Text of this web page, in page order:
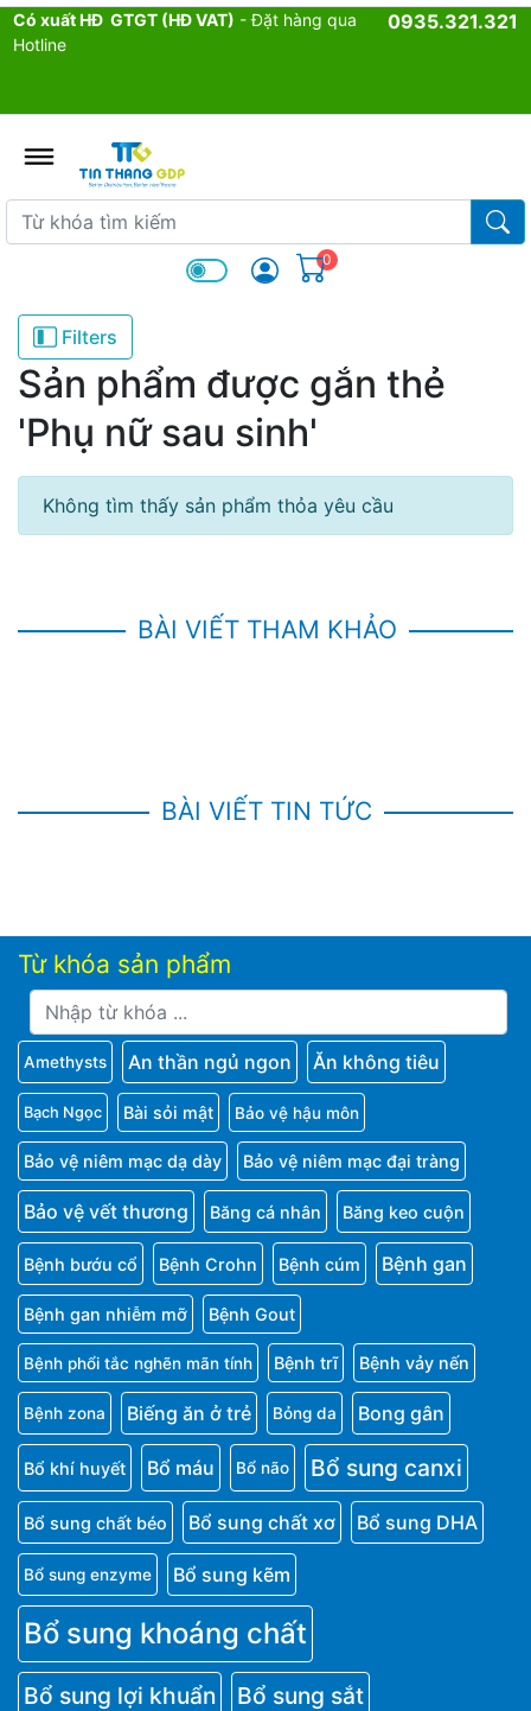
Có xuất HĐ GTGT (HĐ VAT) - Đặt hàng qua
Hotline
0935.321.321
Từ khóa tìm kiếm
Từ
0
Filters
Sản phẩm được gắn thẻ
'Phụ nữ sau sinh'
Không tìm thấy sản phẩm thỏa yêu cầu
BÀI VIẾT THAM KHẢO
BÀI VIẾT TIN TỨC
Từ khóa sản phẩm
Amethysts An thần ngủ ngon Ăn không tiêu
Bạch Ngọc Bài sỏi mật Bảo vệ hậu môn
Bảo vệ niêm mạc dạ dày Bảo vệ niêm mạc đại tràng
Bảo vệ vết thương Băng cá nhân Băng keo cuộn
Bệnh bướu cổ Bệnh Crohn Bệnh cúm Bệnh gan
Bệnh gan nhiễm mỡ Bệnh Gout
Bệnh phổi tắc nghẽn mãn tính Bệnh trĩ Bệnh vảy nến
Bệnh zona Biếng ăn ở trẻ Bỏng da Bong gân
Bổ khí huyết Bổ máu Bổ não Bổ sung canxi
Bổ sung chất béo Bổ sung chất xơ Bổ sung DHA
Bổ sung enzyme Bổ sung kẽm
Bổ sung khoáng chất
Bổ sung lợi khuẩn Bổ sung sắt